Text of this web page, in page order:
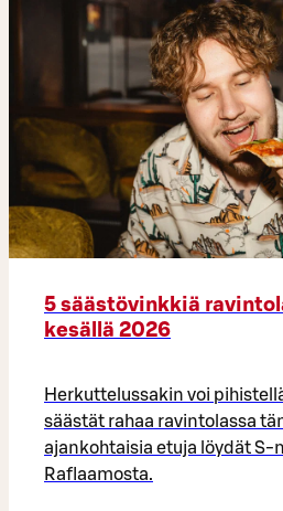
5 säästövinkkiä
kesällä 2026
Herkuttelussakin voi
säästät rahaa ravintolassa
ajankohtaisia etuja löydät S-
Raflaamosta.